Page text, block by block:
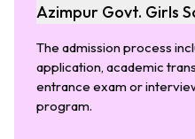
Azimpur Govt. Girls
The admission process
application, academic
entrance exam or
program.